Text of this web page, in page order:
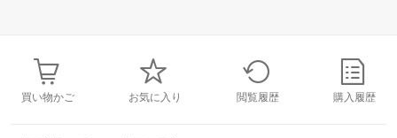
買い物かご お気に入り 閲覧履歴 購入履歴